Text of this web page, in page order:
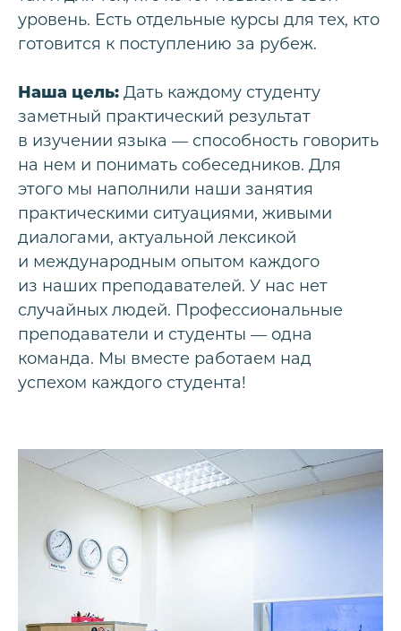
уровень. Есть отдельные курсы для тех, кто
готовится к поступлению за рубеж.
Наша цель: Дать каждому студенту
заметный практический результат
в изучении языка — способность говорить
на нем и понимать собеседников. Для
этого мы наполнили наши занятия
практическими ситуациями, живыми
диалогами, актуальной лексикой
и международным опытом каждого
из наших преподавателей. У нас нет
случайных людей. Профессиональные
преподаватели и студенты — одна
команда. Мы вместе работаем над
успехом каждого студента!